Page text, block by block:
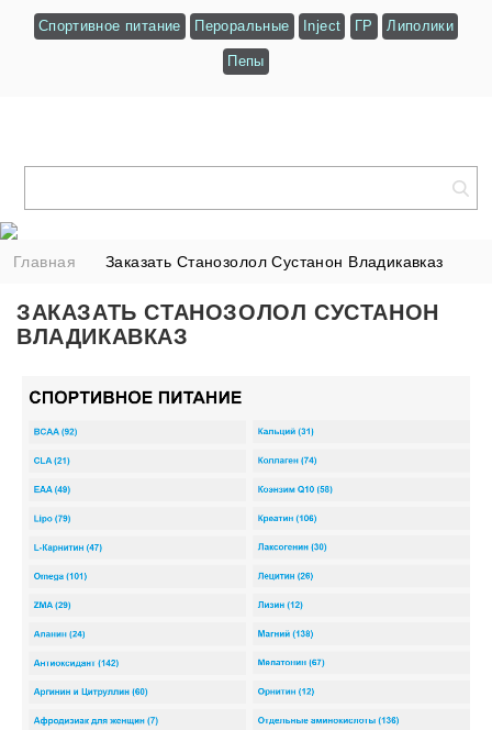
Спортивное питание Пероральные Inject ГР Липолики
Пепы
Главная Заказать Станозолол Сустанон Владикавказ
ЗАКАЗАТЬ СТАНОЗОЛОЛ СУСТАНОН
ВЛАДИКАВКАЗ